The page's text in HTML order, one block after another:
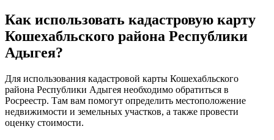
Как использовать кадастровую карту
Кошехабльского района Республики
Адыгея?
Для использования кадастровой карты Кошехабльского
района Республики Адыгея необходимо обратиться в
Росреестр. Там вам помогут определить местоположение
недвижимости и земельных участков, а также провести
оценку стоимости.